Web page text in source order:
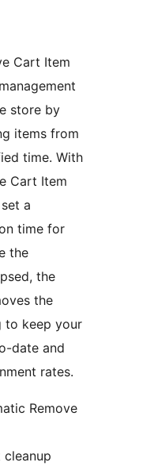
Cart Item
store by
items from
time. With
Cart Item
a
time for
the
the
the
to keep your
date and
rates.
Remove